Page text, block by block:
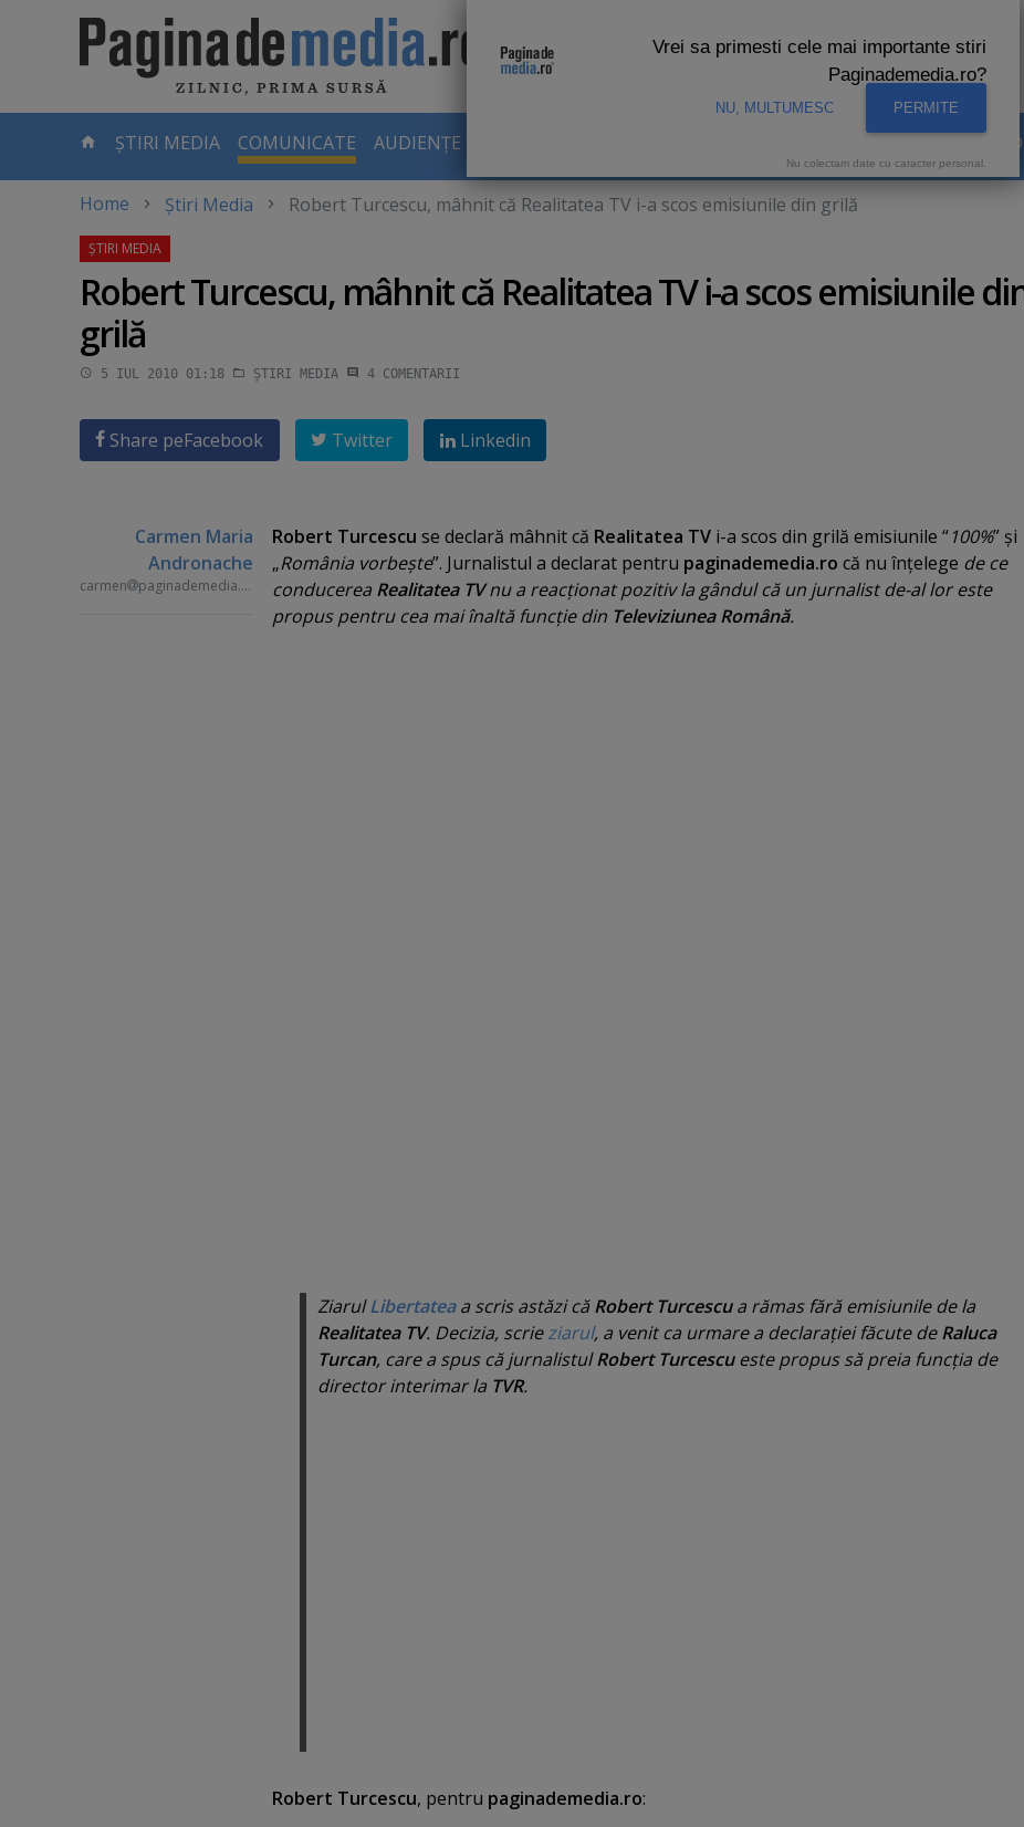
CURENTĂ
ȘTIRI MEDIA COMUNICATE AUDIENȚE TV AUDIENTE
Home Știri Media Robert Turcescu, mâhnit că Realitatea TV i-a scos emisiunile din grilă
Robert Turcescu, mâhnit că Realitatea TV i-a scos emisiunile
grilă
5 IUL 2010 01:18 ȘTIRI MEDIA 4 COMENTARII
Share peFacebook Twitter Linkedin
Carmen Maria
Andronache
carmen paginademedia.ro
Robert Turcescu se declară mâhnit că Realitatea TV i-a scos din grilă emisiunile “100%” şi
„România vorbeşte”. Jurnalistul a declarat pentru paginademedia.ro că nu înţelege de ce
conducerea Realitatea TVnu a reacţionat pozitiv la gândul că un jurnalist de-al lor este
propus pentru cea mai înaltă funcţie din Televiziunea Română.
ZiarulLibertateaa scris astăzi căRobert Turcescua rămas fără emisiunile de la
Realitatea TV. Decizia, scrieziarul, a venit ca urmare a declaraţiei făcute deRaluca
Turcan, care a spus că jurnalistulRobert Turcescueste propus să preia funcţia de
director interimar la TVR.
Robert Turcescu, pentru paginademedia.ro:
Vrei sa primesti cele mai importante stiri
Paginademedia.ro?
NU, MULTUMESC PERMITE
Nu colectam date cu caracter personal.